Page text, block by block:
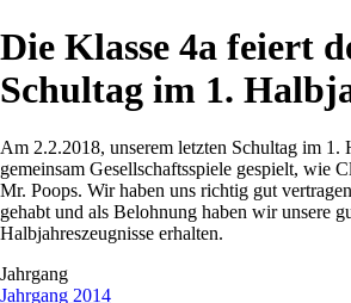
Die Klasse 4a feiert
Schultag im 1.
Am 2.2.2018, unserem letzten Schultag im 1.
gemeinsam Gesellschaftsspiele gespielt, wie
Mr. Poops. Wir haben uns richtig gut
gehabt und als Belohnung haben wir unsere
Halbjahreszeugnisse erhalten.
Jahrgang
Jahrgang 2014